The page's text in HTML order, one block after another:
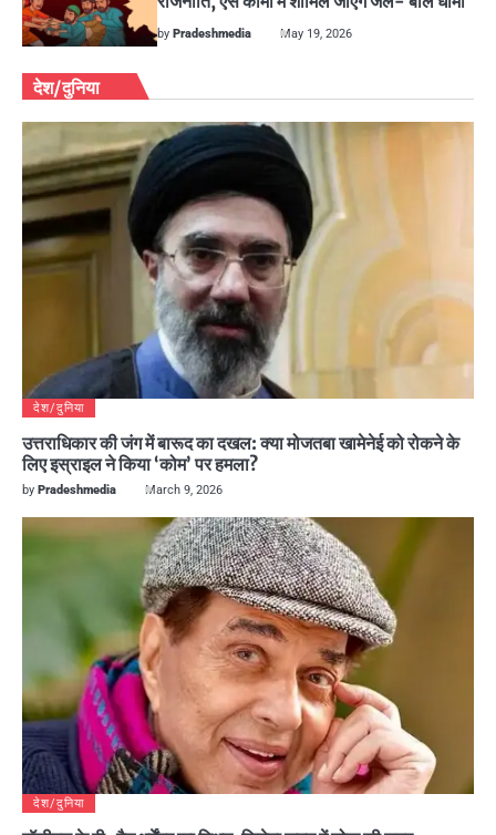
byPradeshmedia May 19, 2026
देश/दुनिया
देश/दुनिया
उत्तराधिकार की जंग में बारूद का दखल: क्या मोजतबा खामेनेई को रोकने के
लिए इस्राइल ने किया ‘कोम’ पर हमला?
by Pradeshmedia March 9, 2026
देश/दुनिया